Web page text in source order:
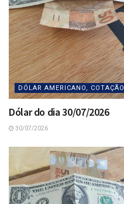
DÓLAR AMERICANO, COTAÇÃO
Dólar do dia 30/07/2026
30/07/2026